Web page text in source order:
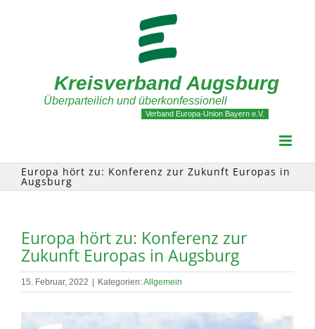
Kreisverband Augsburg
Überparteilich und überkonfessionell
Verband Europa-Union Bayern e.V.
Europa hört zu: Konferenz zur Zukunft Europas in
Augsburg
Europa hört zu: Konferenz zur
Zukunft Europas in Augsburg
15. Februar, 2022 Kategorien:Allgemein